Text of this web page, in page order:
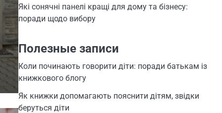
Які сонячні панелі кращі для дому та бізнесу:
поради щодо вибору
Полезные записи
Коли починають говорити діти: поради батькам із
книжкового блогу
Як книжки допомагають пояснити дітям, звідки
беруться діти